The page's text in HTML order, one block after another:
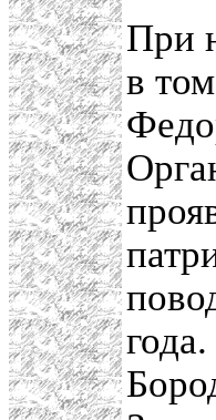
При
в